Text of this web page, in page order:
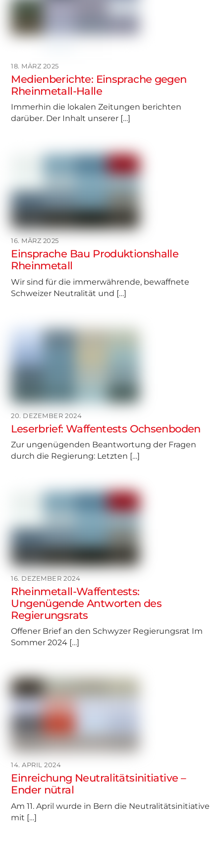
18. MÄRZ 2025
Medienberichte: Einsprache gegen
Rheinmetall-Halle
Immerhin die lokalen Zeitungen berichten
darüber. Der Inhalt unserer […]
16. MÄRZ 2025
Einsprache Bau Produktionshalle
Rheinmetall
Wir sind für die immerwährende, bewaffnete
Schweizer Neutralität und […]
20. DEZEMBER 2024
Leserbrief: Waffentests Ochsenboden
Zur ungenügenden Beantwortung der Fragen
durch die Regierung: Letzten […]
16. DEZEMBER 2024
Rheinmetall-Waffentests:
Ungenügende Antworten des
Regierungsrats
Offener Brief an den Schwyzer Regierungsrat Im
Sommer 2024 […]
14. APRIL 2024
Einreichung Neutralitätsinitiative –
Ender nütral
Am 11. April wurde in Bern die Neutralitätsinitiative
mit […]